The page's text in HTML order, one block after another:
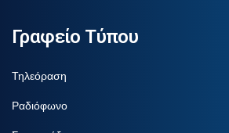
Γραφείο Τύπου
Τηλεόραση
Ραδιόφωνο